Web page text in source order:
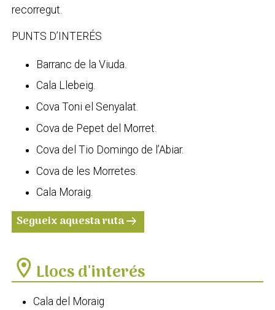
recorregut.
PUNTS D’INTERÉS
Barranc de la Viuda.
Cala Llebeig.
Cova Toni el Senyalat.
Cova de Pepet del Morret.
Cova del Tio Domingo de l’Abiar.
Cova de les Morretes.
Cala Moraig.
Segueix aquesta rutaarrow_right_alt
location_on Llocs d'interés
Cala del Moraig